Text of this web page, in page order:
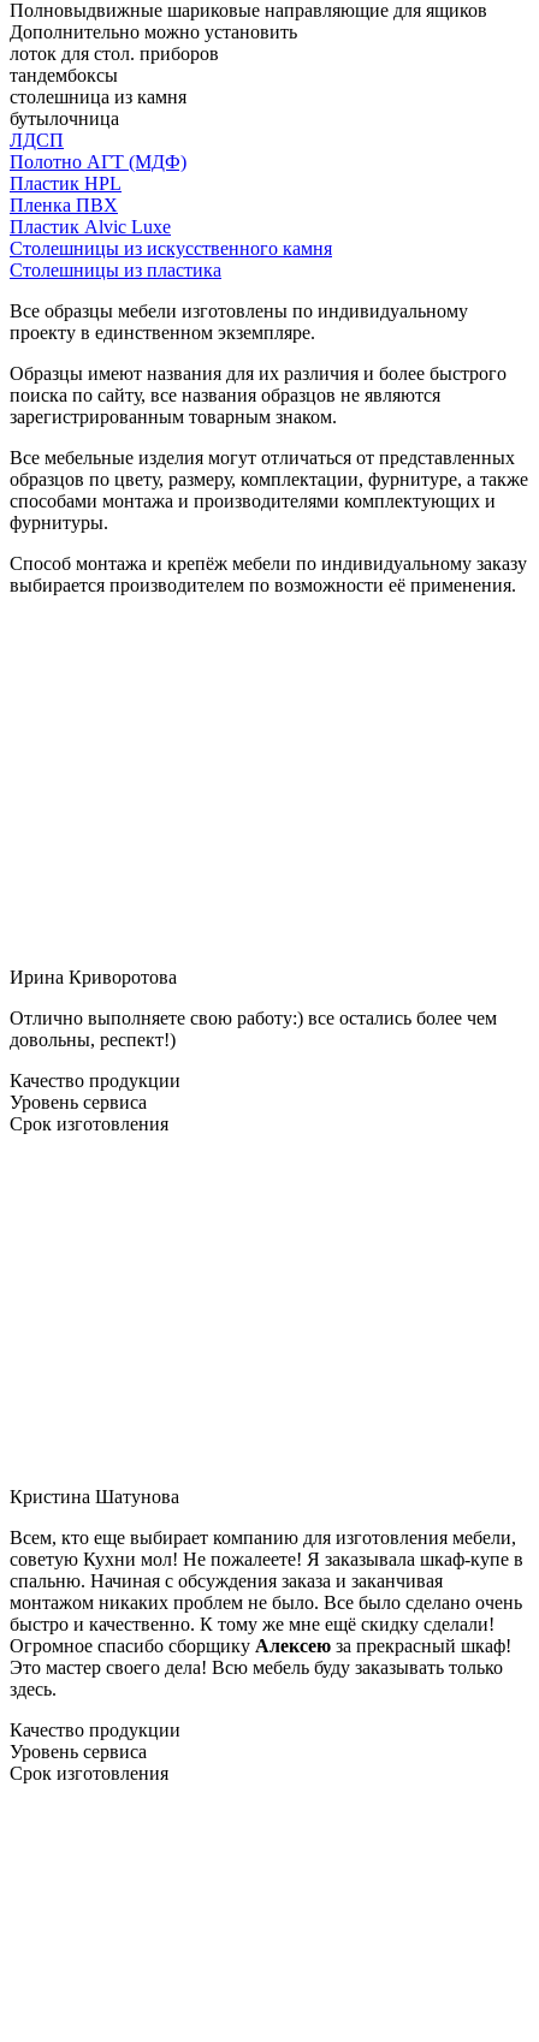
Полновыдвижные шариковые направляющие для ящиков
Дополнительно можно установить
лоток для стол. приборов
тандембоксы
столешница из камня
бутылочница
ЛДСП
Полотно АГТ (МДФ)
Пластик HPL
Пленка ПВХ
Пластик Alvic Luxe
Столешницы из искусственного камня
Столешницы из пластика
Все образцы мебели изготовлены по индивидуальному
проекту в единственном экземпляре.
Образцы имеют названия для их различия и более быстрого
поиска по сайту, все названия образцов не являются
зарегистрированным товарным знаком.
Все мебельные изделия могут отличаться от представленных
образцов по цвету, размеру, комплектации, фурнитуре, а также
способами монтажа и производителями комплектующих и
фурнитуры.
Способ монтажа и крепёж мебели по индивидуальному заказу
выбирается производителем по возможности её применения.
Ирина Криворотова
Отлично выполняете свою работу:) все остались более чем
довольны, респект!)
Качество продукции
Уровень сервиса
Срок изготовления
Кристина Шатунова
Всем, кто еще выбирает компанию для изготовления мебели,
советую Кухни мол! Не пожалеете! Я заказывала шкаф-купе в
спальню. Начиная с обсуждения заказа и заканчивая
монтажом никаких проблем не было. Все было сделано очень
быстро и качественно. К тому же мне ещё скидку сделали!
Огромное спасибо сборщику Алексею за прекрасный шкаф!
Это мастер своего дела! Всю мебель буду заказывать только
здесь.
Качество продукции
Уровень сервиса
Срок изготовления